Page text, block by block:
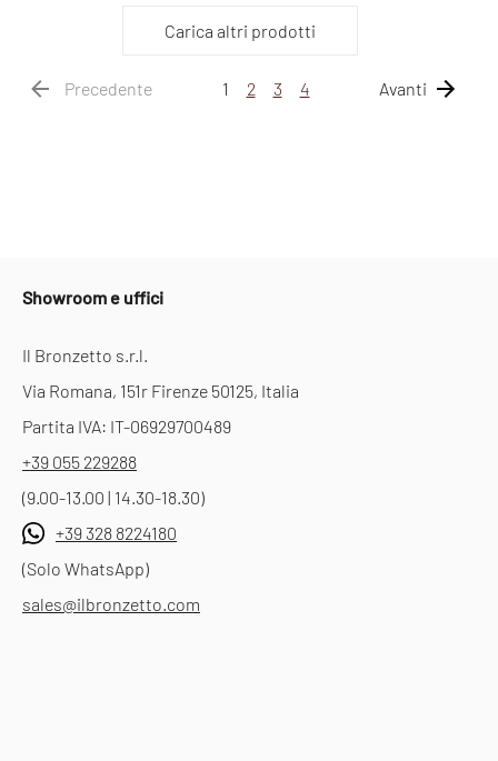
Carica altri prodotti
Precedente 1 2 3 4 Avanti
Showroom e uffici
Il Bronzetto s.r.l.
Via Romana, 151r Firenze 50125, Italia
Partita IVA: IT-06929700489
+39 055 229288
(9.00-13.00 | 14.30-18.30)
+39 328 8224180
(Solo WhatsApp)
sales@ilbronzetto.com